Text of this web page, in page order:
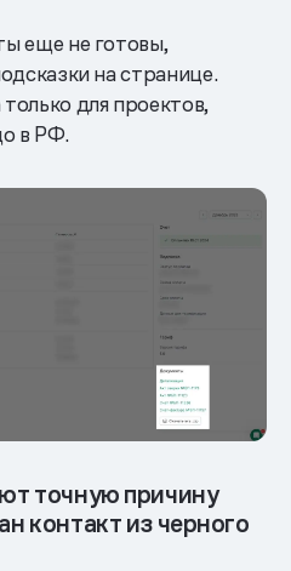
еще не готовы,
на странице.
для проектов,
в РФ.
точную причину
контакт из черного